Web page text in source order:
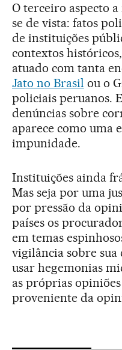
O terceiro aspecto
se de vista: fatos
de instituições
contextos
atuado com tanta
Jato no Brasil ou o
policiais peruanos.
denúncias sobre
aparece como uma
impunidade.
Instituições ainda
Mas seja por uma
por pressão da
países os
em temas
vigilância sobre sua
usar hegemonias
as próprias opiniões
proveniente da